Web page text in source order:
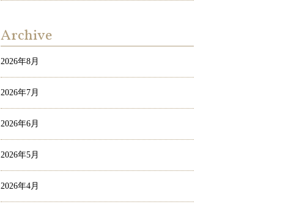
Archive
2026年8月
2026年7月
2026年6月
2026年5月
2026年4月